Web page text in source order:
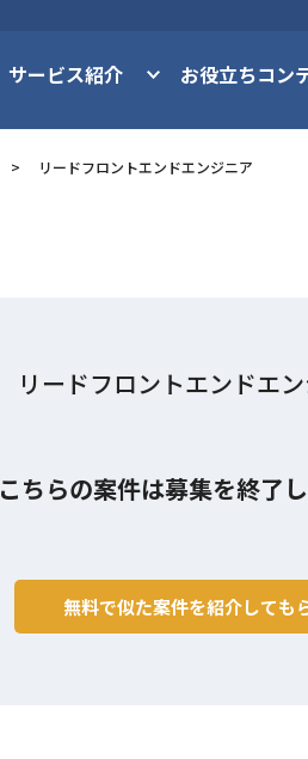
サービス紹介 お役立ちコン
リードフロントエンドエンジニア
リードフロントエンドエ
こちらの案件は募集を終了し
無料で似た案件を紹介しても